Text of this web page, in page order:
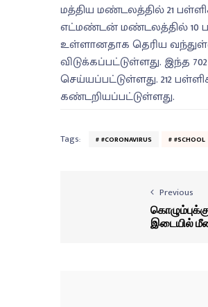
மத்திய மண்டலத்தில் 21
எட்மண்டன் மண்டலத்தில் 10
உள்ளானதாக தெரிய
விடுக்கப்பட்டுள்ளது. இந்த
செய்யப்பட்டுள்ளது. 212
கண்டறியப்பட்டுள்ளது.
Tags: #CORONAVIRUS #SCHOOL
Previous
இடையில்